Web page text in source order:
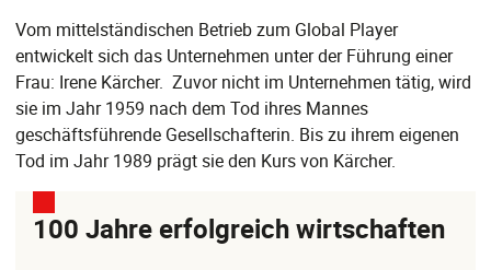
Vom mittelständischen Betrieb zum Global Player
entwickelt sich das Unternehmen unter der Führung einer
Frau: Irene Kärcher. Zuvor nicht im Unternehmen tätig, wird
sie im Jahr 1959 nach dem Tod ihres Mannes
geschäftsführende Gesellschafterin. Bis zu ihrem eigenen
Tod im Jahr 1989 prägt sie den Kurs von Kärcher.
100 Jahre erfolgreich wirtschaften